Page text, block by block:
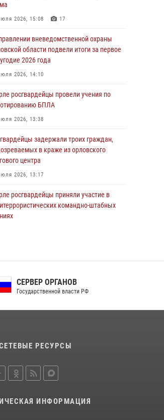
800 заявлений о предоставлении
обеспечили безопасность во
празднования Дня ВДВ
2026, 14:23
росгвардейцы приняли участие в
на избирательном участке
2026, 13:21
Мценска сдала в Росгвардию
ружьё
2026, 13:16
2026, 15:08 17
вневедомственной охраны
области подвели итоги за первое
2026 года
2026, 14:10
росгвардейцы провели учения по
БПЛА
2026, 13:38
задержали троих граждан,
в краже из орловского
центра
2026, 13:17
росгвардейцы приняли участие в
командно-штабных
лагеря
2026, 13:34
приняли участие в рабочем
об изменениях в
регулирующем оборот
СЕРВЕР ОРГАНОВ
Государственной власти РФ
РЕСУРСЫ
ИНФОРМАЦИЯ